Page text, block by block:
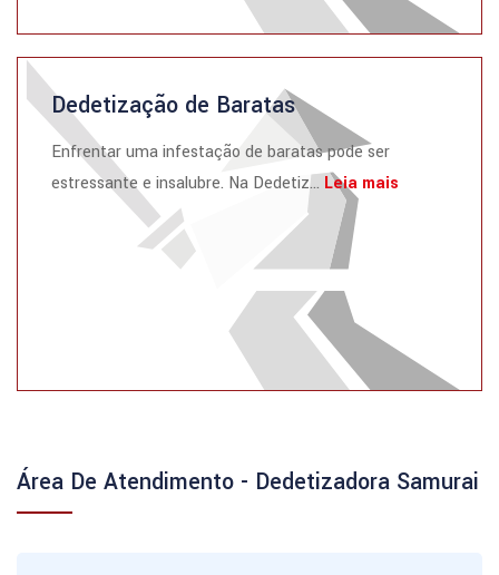
Dedetização de Baratas
Enfrentar uma infestação de baratas pode ser
estressante e insalubre. Na Dedetiz... Leia mais
Área De Atendimento - Dedetizadora Samurai